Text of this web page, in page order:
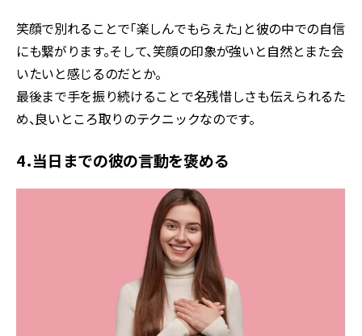
笑顔で別れることで「楽しんでもらえた」と彼の中での自信
にも繋がります。そして、笑顔の印象が強いと自然とまた会
いたいと感じるのだとか。
最後まで手を振り続けることで名残惜しさも伝えられるた
め、良いところ取りのテクニックなのです。
4．当日までの彼の言動を褒める